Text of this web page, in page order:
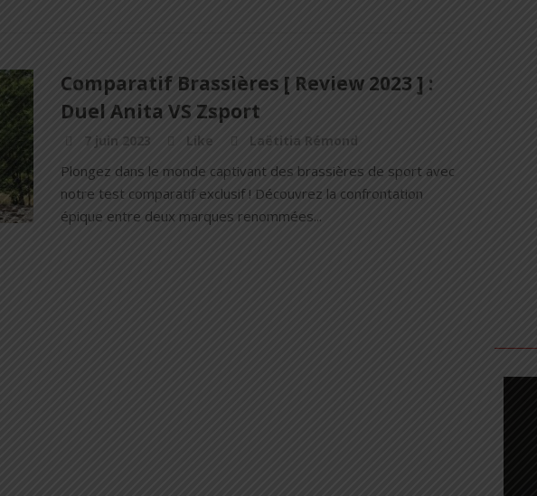
Comparatif Brassières [ Review 2023 ] :
Duel Anita VS Zsport
7 juin 2023 Like Laëtitia Rémond
Plongez dans le monde captivant des brassières de sport avec
notre test comparatif exclusif ! Découvrez la confrontation
épique entre deux marques renommées...